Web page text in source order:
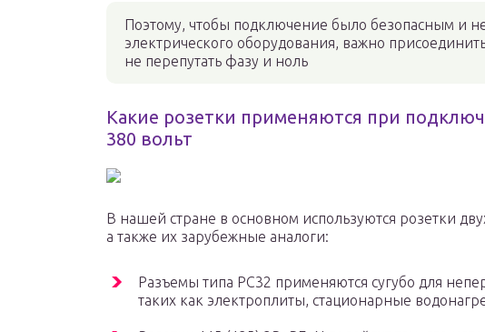
Поэтому, чтобы подключение было безопасным и
электрического оборудования, важно
не перепутать фазу и ноль
Какие розетки применяются при
380 вольт
В нашей стране в основном используются розетки
а также их зарубежные аналоги:
Разъемы типа PC32 применяются сугубо для
таких как электроплиты, стационарные